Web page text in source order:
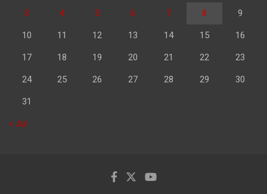
3 4 5 6 7 8 9
10 11 12 13 14 15 16
17 18 19 20 21 22 23
24 25 26 27 28 29 30
31
« Jul